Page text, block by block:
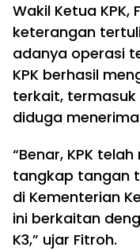
Wakil Ketua
keterangan
adanya operasi
KPK berhasil
terkait,
diduga
“Benar, KPK
tangkap tangan
di Kementerian
ini berkaitan
K3,” ujar Fitroh.